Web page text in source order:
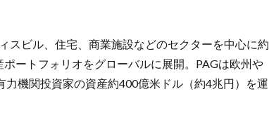
スビル、住宅、商業施設などのセクターを中心に約
ートフォリオをグローバルに展開。PAGは欧州や
機関投資家の資産約400億米ドル（約4兆円）を運